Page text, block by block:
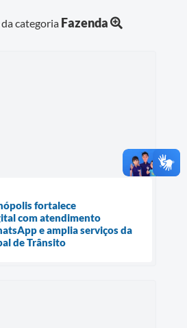
categoria Fazenda
fortalece
com atendimento
e amplia serviços da
de Trânsito